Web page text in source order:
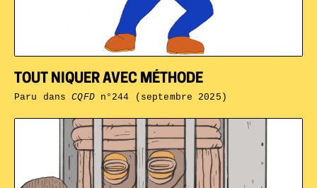
TOUT NIQUER AVEC MÉTHODE
Paru dansCQFDn°244 (septembre 2025)